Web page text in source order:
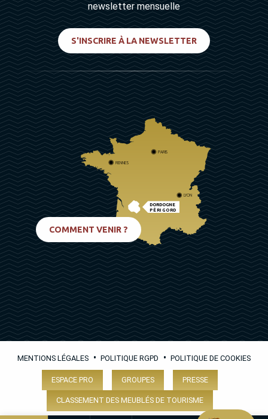
newsletter mensuelle
S'INSCRIRE À LA NEWSLETTER
DORDOGNE
PÉRIGORD
PARIS
RENNES
LYON
COMMENT VENIR ?
MENTIONS LÉGALES • POLITIQUE RGPD • POLITIQUE DE COOKIES
ESPACE PRO GROUPES PRESSE
CLASSEMENT DES MEUBLÉS DE TOURISME